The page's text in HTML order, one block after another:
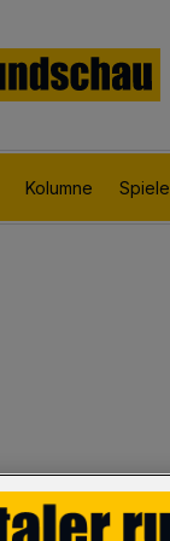
Kolumne Spiele